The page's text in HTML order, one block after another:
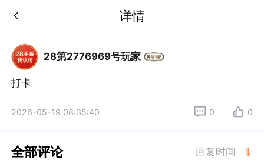
详情
28第2776969号玩家
打卡
2026-05-19 08:35:40 0 0
全部评论 回复时间